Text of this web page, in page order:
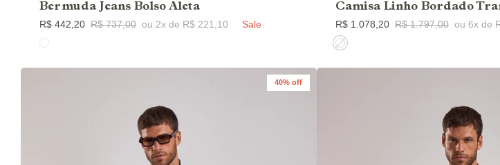
Bermuda Jeans Bolso Aleta
R$ 442,20 R$ 737,00 ou 2x de R$ 221,10 Sale
Camisa Linho Bordado
R$ 1.078,20 R$ 1.797,00 ou 6x de
40% off